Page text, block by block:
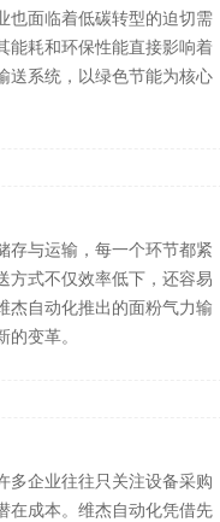
也面临着低碳转型的迫切需
能耗和环保性能直接影响着
送系统，以绿色节能为核心
存与运输，每一个环节都紧
方式不仅效率低下，还容易
杰自动化推出的面粉气力输
变革。
多企业往往只关注设备采购
在成本。维杰自动化凭借先